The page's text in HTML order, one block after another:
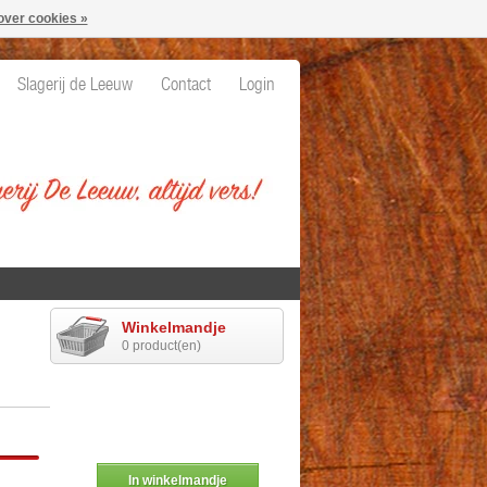
Slagerij de Leeuw Contact Login
Winkelmandje
0 product(en)
In winkelmandje
cookies »